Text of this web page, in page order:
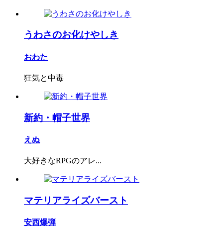
うわさのお化けやしき
おわた
狂気と中毒
新約・帽子世界
えぬ
大好きなRPGのアレ...
マテリアライズバースト
安西爆弾